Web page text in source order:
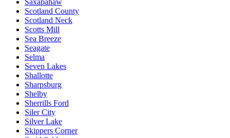
Scotland County
Scotland Neck
Scotts Mill
Sea Breeze
Seagate
Selma
Seven Lakes
Shallotte
Sharpsburg
Shelby
Sherrills Ford
Siler City
Silver Lake
Skippers Corner